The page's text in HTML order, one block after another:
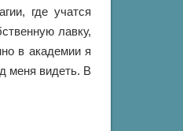
где учатся
лавку,
в академии я
меня видеть. В